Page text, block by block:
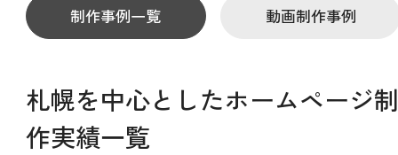
制作事例一覧 動画制作事例
札幌を中心としたホームページ制
作実績一覧